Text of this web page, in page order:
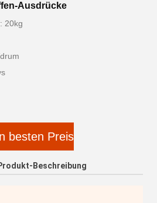
Ausdrücke
20kg
besten Preis
Beschreibung